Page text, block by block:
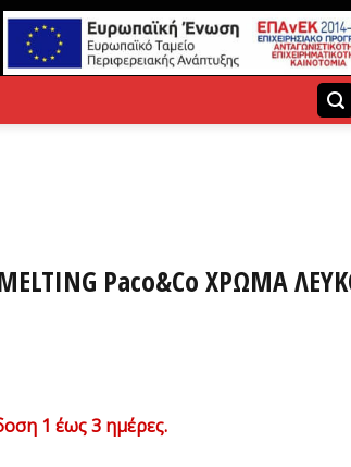
Paco&Co ΧΡΩΜΑ
1 έως 3 ημέρες.